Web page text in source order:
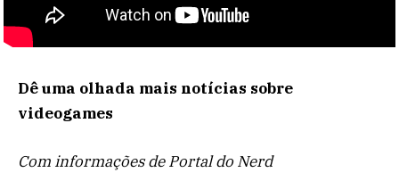
Dê uma olhada mais notícias sobre
videogames
Com informações de Portal do Nerd